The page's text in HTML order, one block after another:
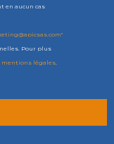
en aucun cas
Pour plus
mentions légales.